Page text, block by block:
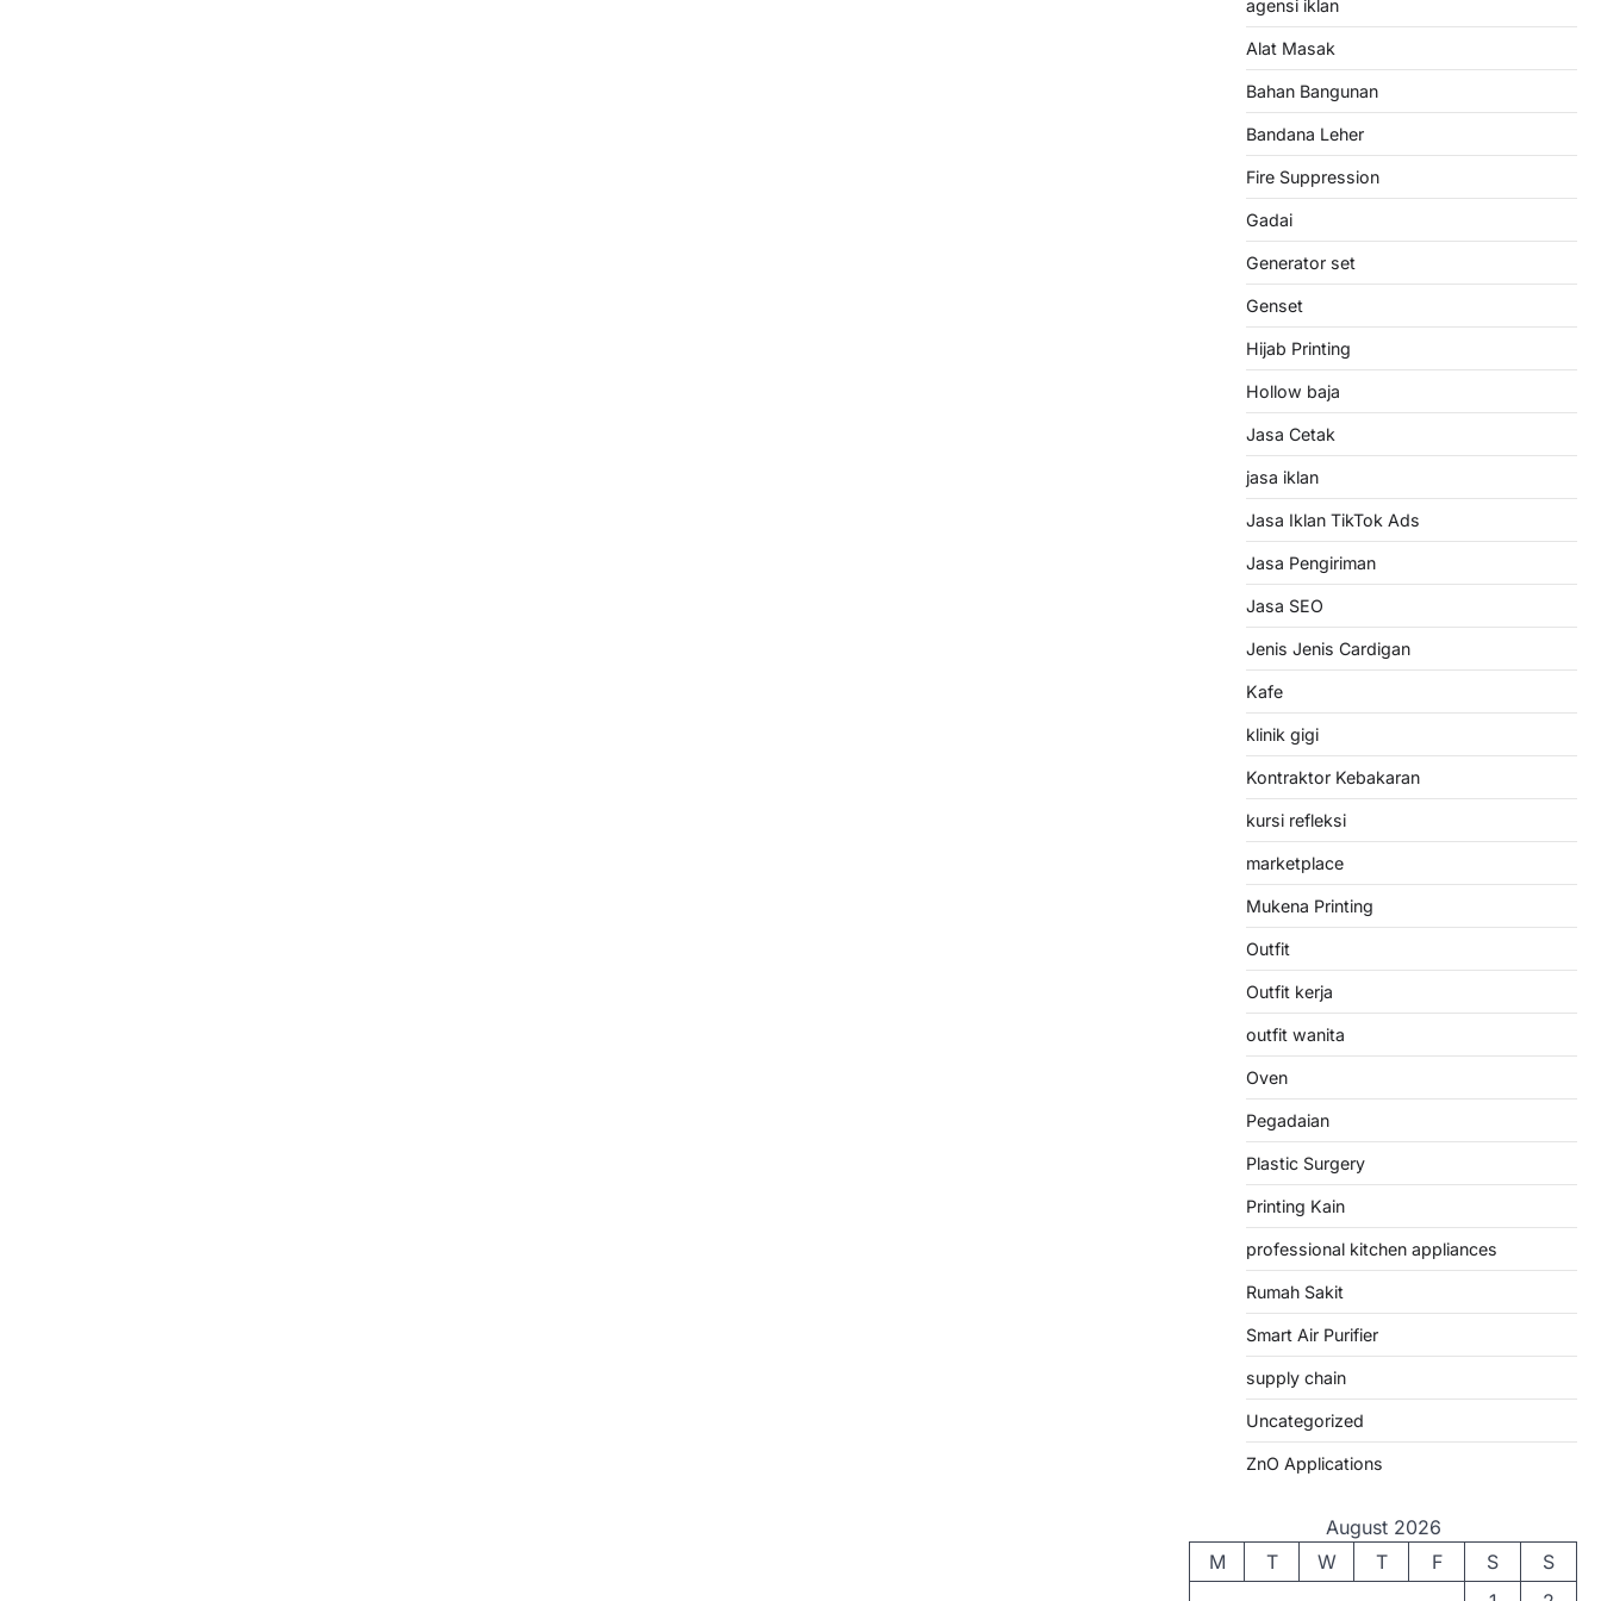
agensi iklan
Alat Masak
Bahan Bangunan
Bandana Leher
Fire Suppression
Gadai
Generator set
Genset
Hijab Printing
Hollow baja
Jasa Cetak
jasa iklan
Jasa Iklan TikTok Ads
Jasa Pengiriman
Jasa SEO
Jenis Jenis Cardigan
Kafe
klinik gigi
Kontraktor Kebakaran
kursi refleksi
marketplace
Mukena Printing
Outfit
Outfit kerja
outfit wanita
Oven
Pegadaian
Plastic Surgery
Printing Kain
professional kitchen appliances
Rumah Sakit
Smart Air Purifier
supply chain
Uncategorized
ZnO Applications
August 2026
M
T W T F S
S